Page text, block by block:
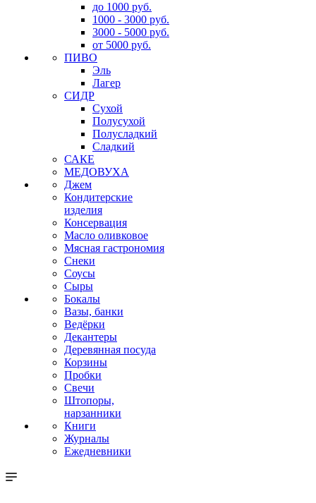
до 1000 руб.
1000 - 3000 руб.
3000 - 5000 руб.
от 5000 руб.
ПИВО
Эль
Лагер
СИДР
Сухой
Полусухой
Полусладкий
Сладкий
САКЕ
МЕДОВУХА
Джем
Кондитерские
изделия
Консервация
Масло оливковое
Мясная гастрономия
Снеки
Соусы
Сыры
Бокалы
Вазы, банки
Ведёрки
Декантеры
Деревянная посуда
Корзины
Пробки
Свечи
Штопоры,
нарзанники
Книги
Журналы
Ежедневники